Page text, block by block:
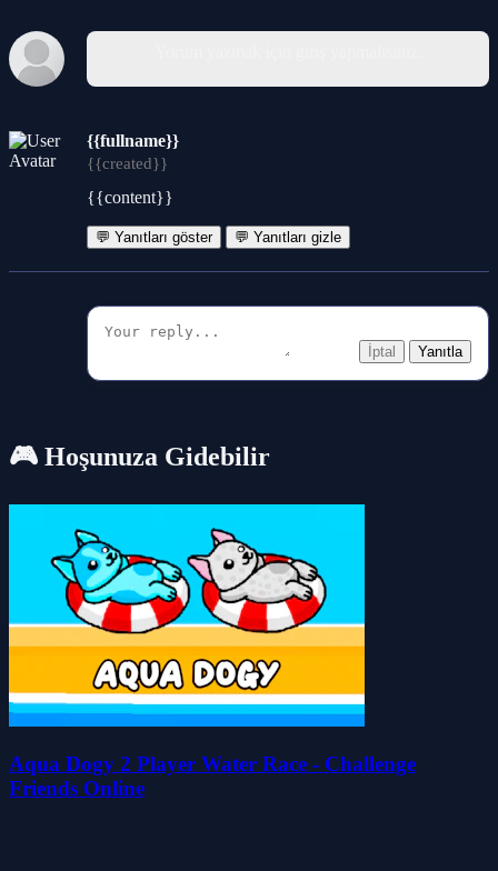
{{fullname}}
{{created}}
{{content}}
💬 Yanıtları göster 💬 Yanıtları gizle
İptal Yanıtla
🎮 Hoşunuza Gidebilir
Aqua Dogy 2 Player Water Race - Challenge
Friends Online